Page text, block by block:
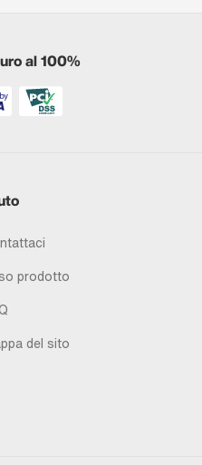
al 100%
prodotto
del sito